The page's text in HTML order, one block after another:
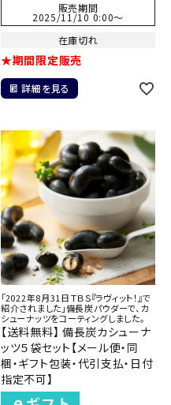
販売期間
2025/11/10 0:00〜
在庫切れ
★期間限定販売
詳細を見る
「2022年8月31日ＴＢＳ『ラヴィット！』で
紹介されました」備長炭パウダーで、カ
シューナッツをコーティングしました。
【送料無料】 備長炭カシューナ
ッツ５袋セット【メール便・同
梱・ギフト包装・代引支払・日付
指定不可】